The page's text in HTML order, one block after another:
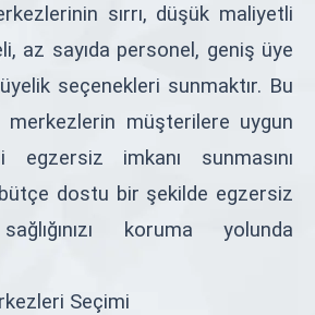
sırrı, düşük maliyetli
az sayıda personel, geniş üye
seçenekleri sunmaktır. Bu
müşterilere uygun
egzersiz imkanı sunmasını
dostu bir şekilde egzersiz
koruma yolunda
Seçimi